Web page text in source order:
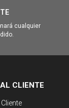
cualquier
CLIENTE